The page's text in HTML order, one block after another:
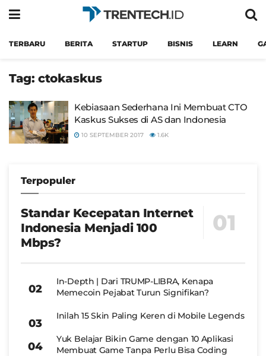
TERBARU BERITA STARTUP BISNIS LEARN
Tag: ctokaskus
Kebiasaan Sederhana Ini Membuat CTO
Kaskus Sukses di AS dan Indonesia
10 SEPTEMBER 2017 1.6K
Terpopuler
Standar Kecepatan Internet
Indonesia Menjadi 100
Mbps?
In-Depth | Dari TRUMP-LIBRA, Kenapa
Memecoin Pejabat Turun Signifikan?
Inilah 15 Skin Paling Keren di Mobile Legends
Yuk Belajar Bikin Game dengan 10 Aplikasi
Membuat Game Tanpa Perlu Bisa Coding